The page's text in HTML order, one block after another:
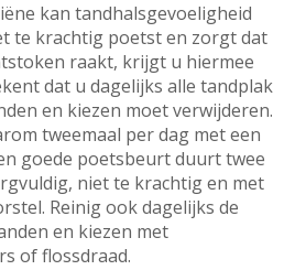
kan tandhalsgevoeligheid
te krachtig poetst en zorgt dat
raakt, krijgt u hiermee
dat u dagelijks alle tandplak
en kiezen moet verwijderen.
tweemaal per dag met een
goede poetsbeurt duurt twee
niet te krachtig en met
Reinig ook dagelijks de
en kiezen met
of flossdraad.